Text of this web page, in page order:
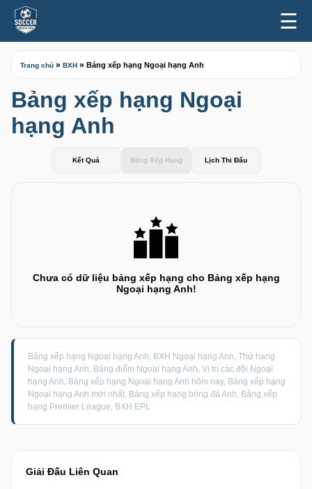
☰
Giải Đấu Liên Quan
Trang chủ » BXH » Bảng xếp hạng Ngoại hạng Anh
Bảng xếp hạng Ngoại
hạng Anh
Kết Quả Bảng Xếp Hạng Lịch Thi Đấu
Chưa có dữ liệu bảng xếp hạng cho Bảng xếp hạng
Ngoại hạng Anh!
Bảng xếp hạng Ngoại hạng Anh, BXH Ngoại hạng Anh, Thứ hạng
Ngoại hạng Anh, Bảng điểm Ngoại hạng Anh, Vị trí các đội Ngoại
hạng Anh, Bảng xếp hạng Ngoại hạng Anh hôm nay, Bảng xếp hạng
Ngoại hạng Anh mới nhất, Bảng xếp hạng bóng đá Anh, Bảng xếp
hạng Premier League, BXH EPL